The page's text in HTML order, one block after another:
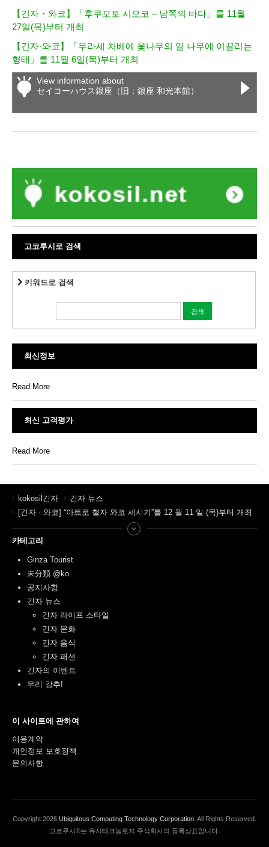
【긴자・와코】「후쿠모토 시오코 – 남쪽의 바다」를 11월
27일(목)부터 개최
【긴자·와코】「무라세 치베에 옻나무의 일 나무에 이끌리는
형태」를 11월 6일(목)부터 개최
View information about
セイコーハウス銀座（旧：銀座 和光本館）
고코루시로 검색
키워드로 검색
최신정보
Read More
최신 고객평가
Read More
kokosil긴자
긴자 뉴스
[긴자 · 와코] “아트로 철자 와코 세시기”를 12 월 11 일 (목)부터 개최
카테고리
Ginza Tourist
未分類 @ko
공지사항
긴자 뉴스
긴자 라이프 스타일
긴자 문화
긴자 음식
긴자 패션
긴자의 이벤트
우리 강추!
이 사이트에 관하여
이용계약
개인정보 보호정책
문의사항
Copyright 2026 Ubiquitous Computing Technology Corporation . All Rights Reserved.
고코루시®는 유시테크놀로지 주식회사의 등록상표입니다.